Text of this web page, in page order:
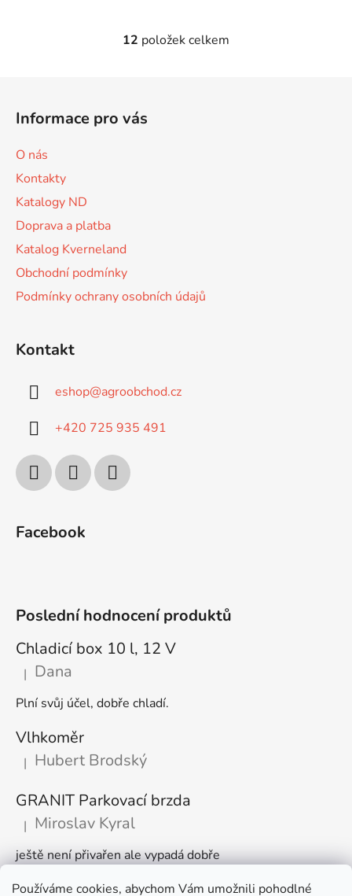
Používáme cookies, abychom Vám umožnili pohodlné
O
ý
p
12 položek celkem
Informace pro vás
O nás
Kontakty
Katalogy ND
Doprava a platba
Katalog Kverneland
Obchodní podmínky
Podmínky ochrany osobních údajů
Kontakt
eshop@agroobchod.cz
+420 725 935 491
Facebook
Poslední hodnocení produktů
Chladicí box 10 l, 12 V
Hodnocení produktu je 5 z 5 hvězdiček.
| Dana
Plní svůj účel, dobře chladí.
Vlhkoměr
Hodnocení produktu je 5 z 5 hvězdiček.
| Hubert Brodský
GRANIT Parkovací brzda
Hodnocení produktu je 5 z 5 hvězdiček.
| Miroslav Kyral
ještě není přivařen ale vypadá dobře